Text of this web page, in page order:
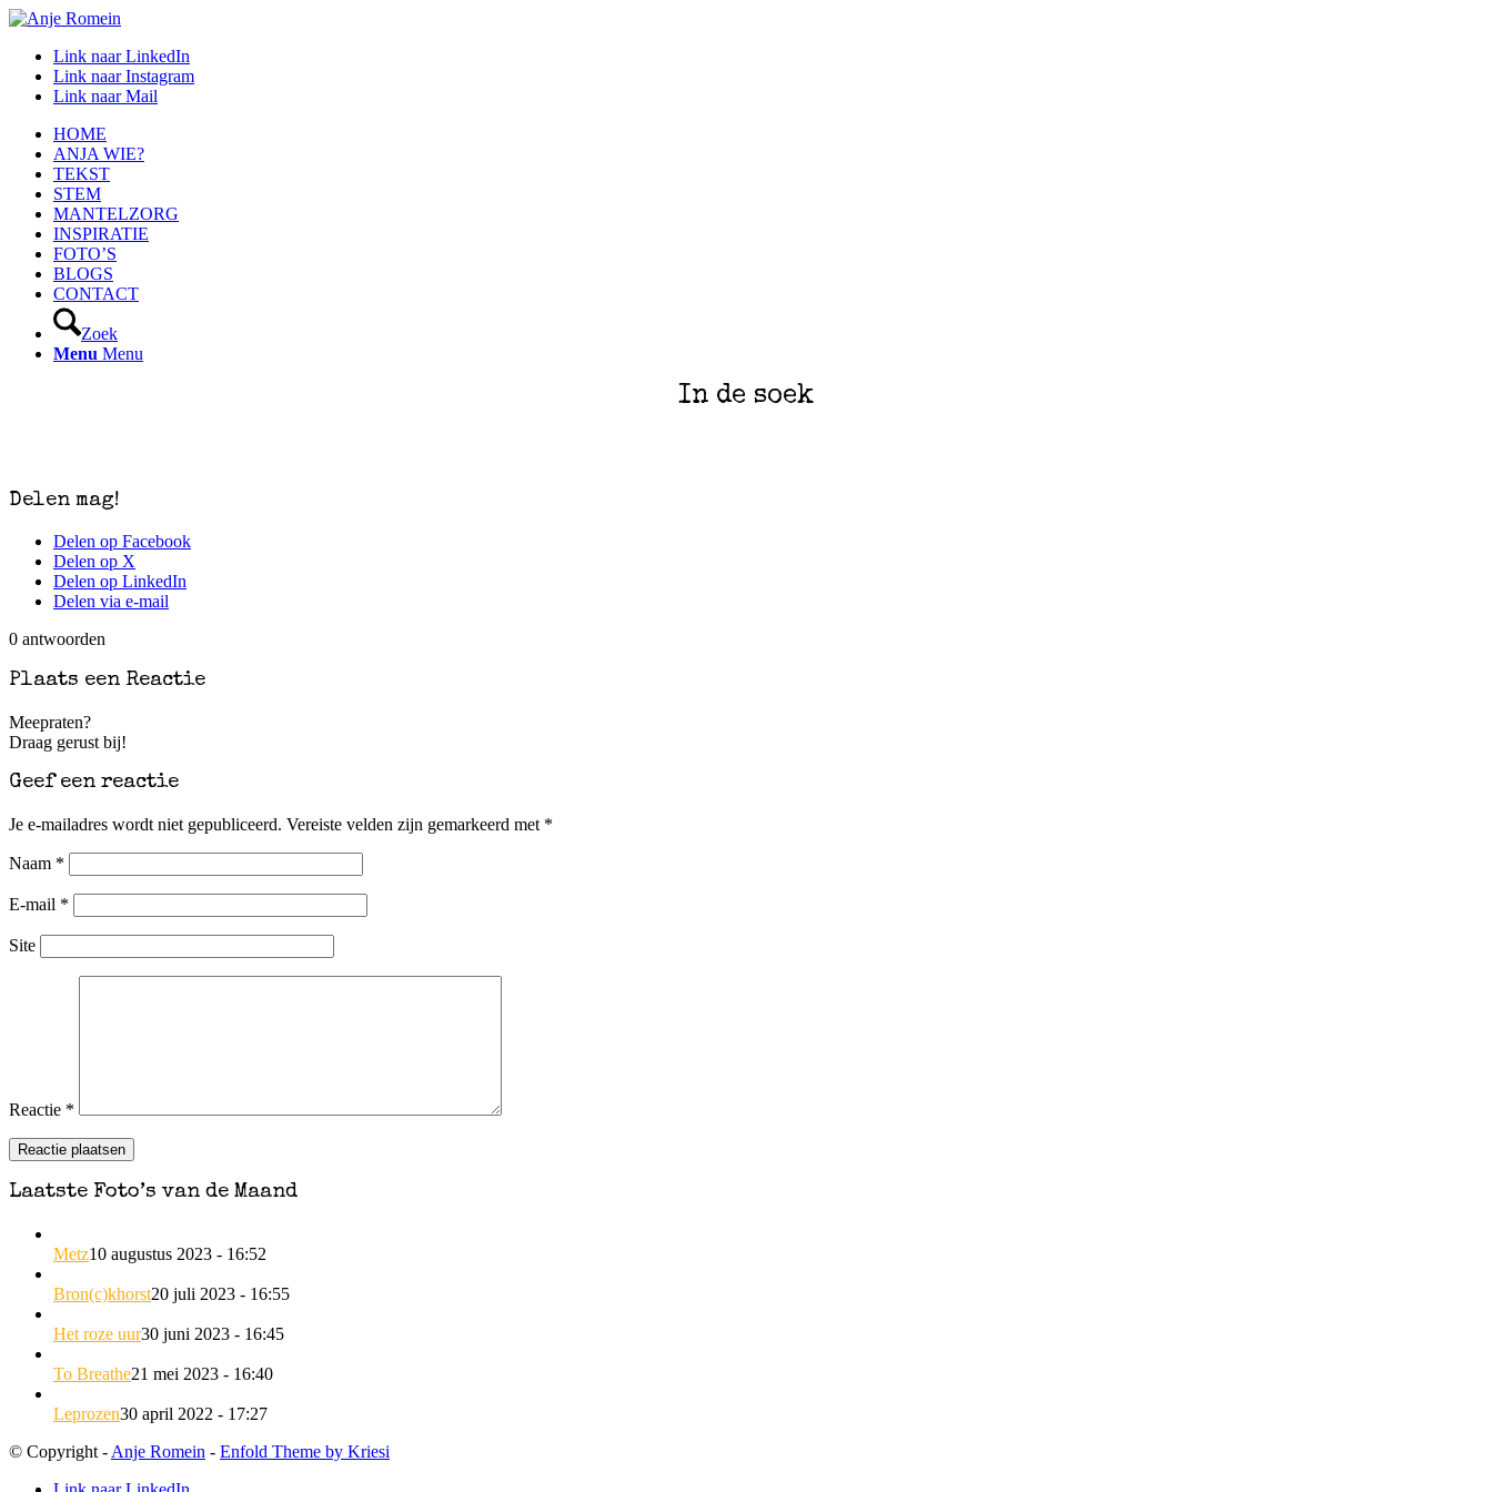
Link naar LinkedIn
Link naar Instagram
Link naar Mail
HOME
ANJA WIE?
TEKST
STEM
MANTELZORG
INSPIRATIE
FOTO’S
BLOGS
CONTACT
Zoek
Menu Menu
In de soek
Delen mag!
Delen op Facebook
Delen op X
Delen op LinkedIn
Delen via e-mail
0 antwoorden
Plaats een Reactie
Meepraten?
Draag gerust bij!
Geef een reactie
Je e-mailadres wordt niet gepubliceerd. Vereiste velden zijn gemarkeerd met *
Naam *
E-mail *
Site
Reactie *
Laatste Foto’s van de Maand
Metz10 augustus 2023 - 16:52
Bron(c)khorst20 juli 2023 - 16:55
Het roze uur30 juni 2023 - 16:45
To Breathe21 mei 2023 - 16:40
Leprozen30 april 2022 - 17:27
© Copyright - Anje Romein - Enfold Theme by Kriesi